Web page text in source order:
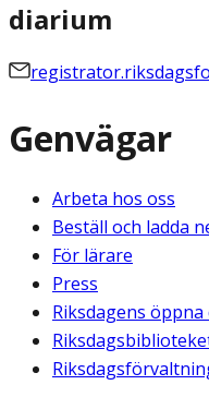
diarium
Genvägar
Arbeta hos oss
Beställ och ladda
För lärare
Press
Riksdagens öppna